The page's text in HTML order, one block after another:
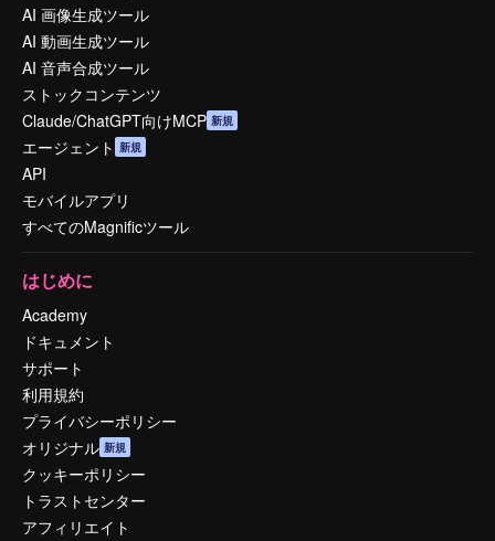
AI 画像生成ツール
AI 動画生成ツール
AI 音声合成ツール
ストックコンテンツ
Claude/ChatGPT向けMCP 新規
エージェント 新規
API
モバイルアプリ
すべてのMagnificツール
はじめに
Academy
ドキュメント
サポート
利用規約
プライバシーポリシー
オリジナル 新規
クッキーポリシー
トラストセンター
アフィリエイト